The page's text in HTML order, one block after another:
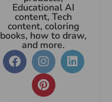
Educational AI
content, Tech
content, coloring
books, how to draw,
and more.